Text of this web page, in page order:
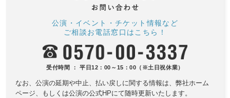
公演・イベント・チケット情報など
ご相談お電話窓口はこちら！
受付時間 ： 平日12：00～15：00（※土日祝休業）
なお、公演の延期や中止、払い戻しに関する情報は、 弊社ホーム
ページ、もしくは公演の公式HPにて随時更新いたします。